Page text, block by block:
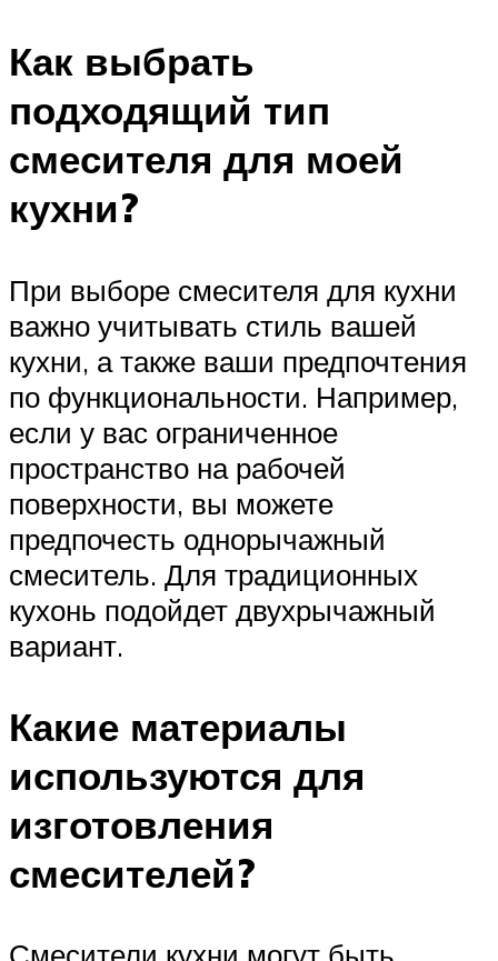
Как выбрать
подходящий тип
смесителя для моей
кухни?
При выборе смесителя для кухни
важно учитывать стиль вашей
кухни, а также ваши предпочтения
по функциональности. Например,
если у вас ограниченное
пространство на рабочей
поверхности, вы можете
предпочесть однорычажный
смеситель. Для традиционных
кухонь подойдет двухрычажный
вариант.
Какие материалы
используются для
изготовления
смесителей?